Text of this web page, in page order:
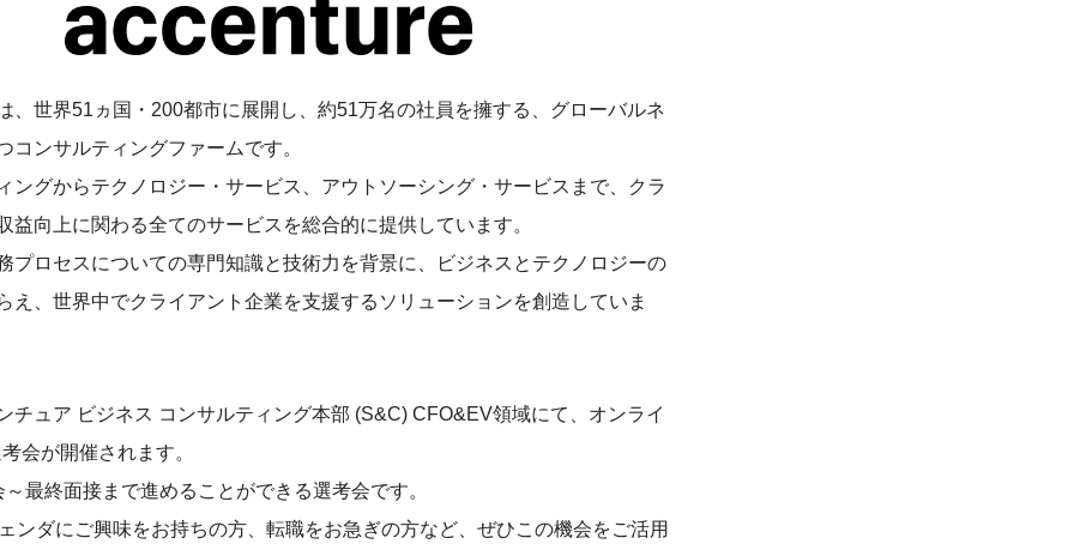
、世界51ヵ国・200都市に展開し、約51万名の社員を擁する、グローバルネ
コンサルティングファームです。
ングからテクノロジー・サービス、アウトソーシング・サービスまで、クラ
益向上に関わる全てのサービスを総合的に提供しています。
プロセスについての専門知識と技術力を背景に、ビジネスとテクノロジーの
え、世界中でクライアント企業を支援するソリューションを創造していま
チュア ビジネス コンサルティング本部 (S&C) CFO&EV領域にて、オンライ
会が開催されます。
最終面接まで進めることができる選考会です。
ンダにご興味をお持ちの方、転職をお急ぎの方など、ぜひこの機会をご活用